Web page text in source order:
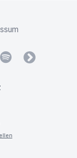
Spotifyfyyd